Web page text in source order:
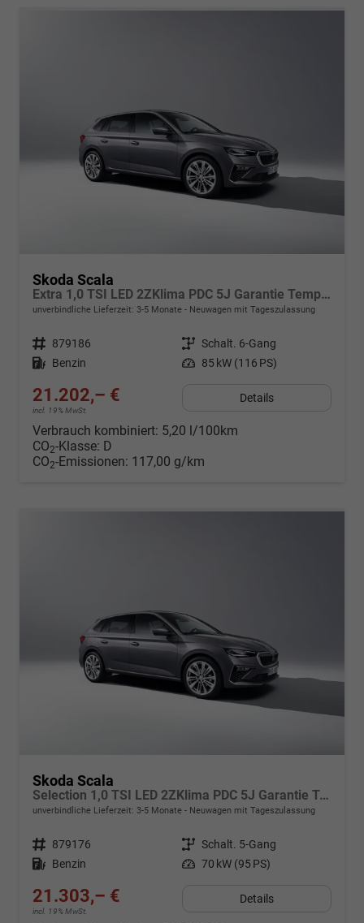
Skoda Scala
Extra 1,0 TSI LED 2ZKlima PDC 5J Garantie Temp Kamera Sunset Alu Felgen SmartLink Sitzheizung Multi Lederlenkrad Bluetooth
unverbindliche Lieferzeit: 3-5 Monate Neuwagen mit Tageszulassung
Fahrzeugnr. 879186 Getriebe Schalt. 6-Gang
Kraftstoff Benzin Leistung 85 kW (116 PS)
21.202,– €
incl. 19% MwSt.
Details
Verbrauch kombiniert: 5,20 l/100km
CO2-Klasse: D
CO2-Emissionen: 117,00 g/km
Skoda Scala
Selection 1,0 TSI LED 2ZKlima PDC 5J Garantie Tempomat Alu Felgen SmartLink Sitzheizung Multi Lederlenkrad Bluetooth
unverbindliche Lieferzeit: 3-5 Monate Neuwagen mit Tageszulassung
Fahrzeugnr. 879176 Getriebe Schalt. 5-Gang
Kraftstoff Benzin Leistung 70 kW (95 PS)
21.303,– €
incl. 19% MwSt.
Details